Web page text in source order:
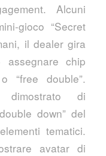
Alcuni
“Secret
il dealer gira
chip
“free double”.
dimostrato di
down” del
tematici.
avatar di